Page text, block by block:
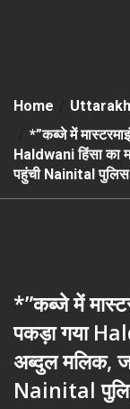
Home
*”कब्जे में
Haldwani हिंसा का
पहुंची Nainital
*”कब्जे में
पकड़ा गया
अब्दुल मलिक,
Nainital